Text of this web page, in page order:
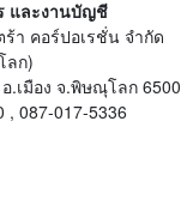
และงานบัญชี
า คอร์ปอเรชั่น จำกัด
ลก)
.เมือง จ.พิษณุโลก
, 087-017-5336